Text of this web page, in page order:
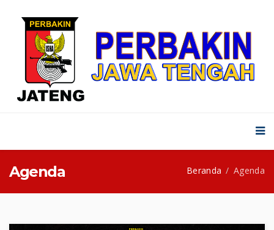
Agenda Beranda Agenda